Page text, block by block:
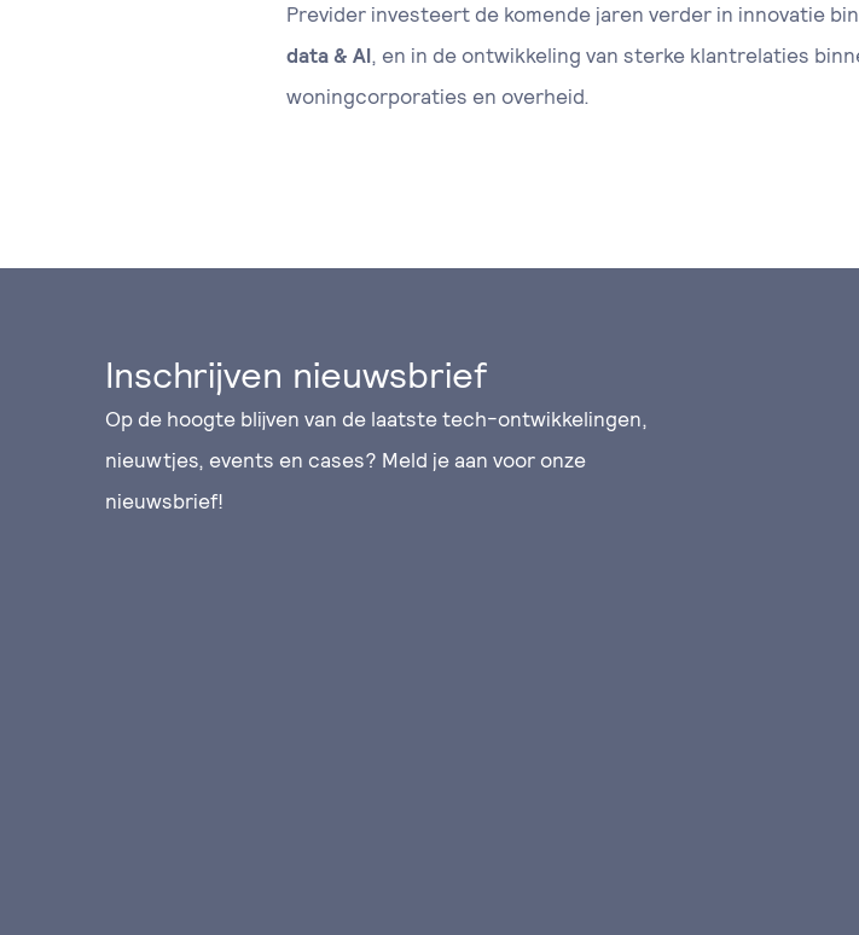
Previder investeert de komende jaren verder in innovatie
data & AI, en in de ontwikkeling van sterke klantrelaties
woningcorporaties en overheid.
Inschrijven nieuwsbrief
Op de hoogte blijven van de laatste tech-ontwikkelingen,
nieuwtjes, events en cases? Meld je aan voor onze
nieuwsbrief!